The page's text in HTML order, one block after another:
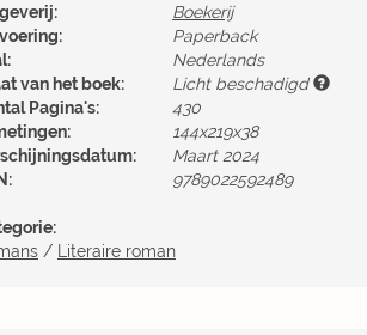
Boekerij
Paperback
Nederlands
van het boek:
Licht beschadigd
Pagina's:
430
144x219x38
Maart 2024
9789022592489
/ Literaire roman